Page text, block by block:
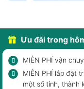
Ưu đãi trong
MIỄN PHÍ vận
MIỄN PHÍ lắp đặt
một số tỉnh, thành